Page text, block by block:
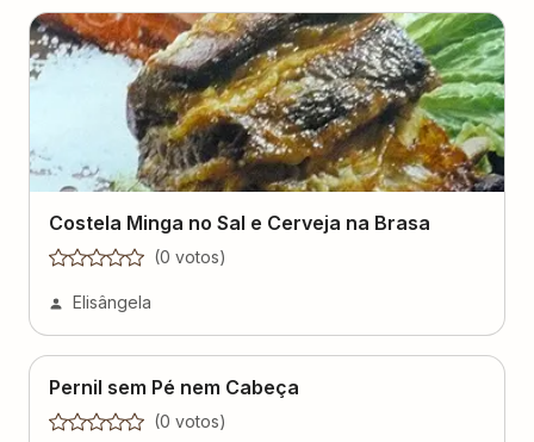
Costela Minga no Sal e Cerveja na Brasa
(0 votos)
Elisângela
Pernil sem Pé nem Cabeça
(0 votos)